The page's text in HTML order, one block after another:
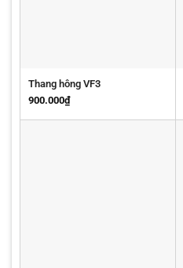
Thang hông VF3
900.000₫